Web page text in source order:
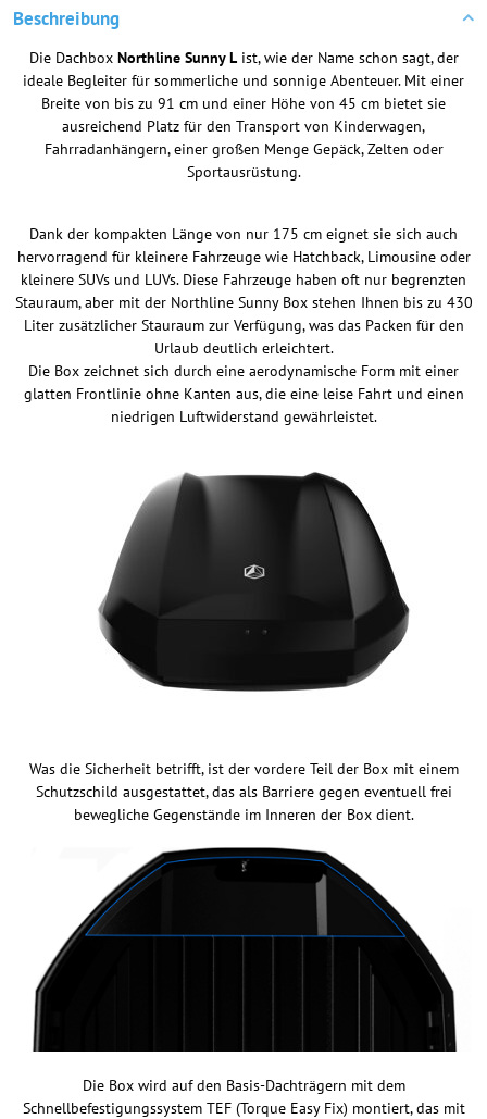
Beschreibung
Die Dachbox Northline Sunny List, wie der Name schon sagt, der
ideale Begleiter für sommerliche und sonnige Abenteuer. Mit einer
Breite von bis zu 91 cm und einer Höhe von 45 cm bietet sie
ausreichend Platz für den Transport von Kinderwagen,
Fahrradanhängern, einer großen Menge Gepäck, Zelten oder
Sportausrüstung.
Dank der kompakten Länge von nur 175 cm eignet sie sich auch
hervorragend für kleinere Fahrzeuge wie Hatchback, Limousine oder
kleinere SUVs und LUVs. Diese Fahrzeuge haben oft nur begrenzten
Stauraum, aber mit der Northline Sunny Box stehen Ihnen bis zu 430
Liter zusätzlicher Stauraum zur Verfügung, was das Packen für den
Urlaub deutlich erleichtert.
Die Box zeichnet sich durch eine aerodynamische Form mit einer
glatten Frontlinie ohne Kanten aus, die eine leise Fahrt und einen
niedrigen Luftwiderstand gewährleistet.
Was die Sicherheit betrifft, ist der vordere Teil der Box mit einem
Schutzschild ausgestattet, das als Barriere gegen eventuell frei
bewegliche Gegenstände im Inneren der Box dient.
Die Box wird auf den Basis-Dachträgern mit dem
Schnellbefestigungssystem TEF (Torque Easy Fix) montiert, das mit